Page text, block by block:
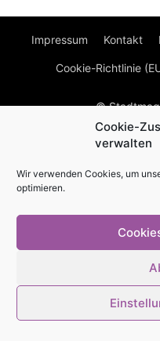
Cookie-
verwalten
Wir verwenden Cookies, um
optimieren.
Impressum Kontakt
Cookie-Richtlinie
©